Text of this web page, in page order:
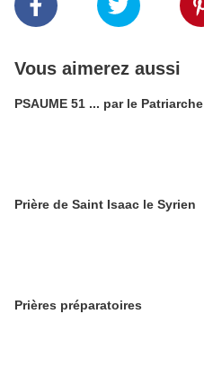
Vous aimerez aussi
PSAUME 51 ... par le Patriarche
Prière de Saint Isaac le Syrien
Prières préparatoires